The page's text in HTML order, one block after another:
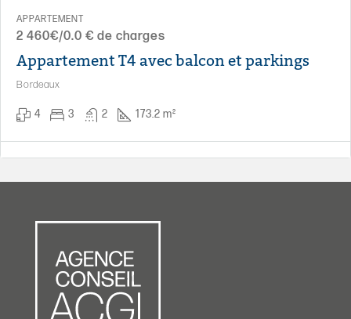
APPARTEMENT
2 460€/0.0 € de charges
Appartement T4 avec balcon et parkings
Bordeaux
4 3 2 173.2 m²